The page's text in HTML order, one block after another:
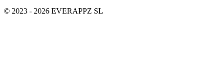
© 2023 - 2026 EVERAPPZ SL